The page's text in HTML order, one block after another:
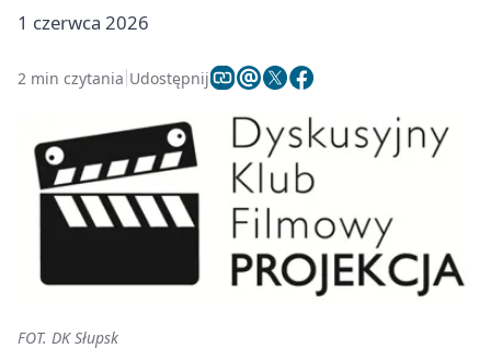
1 czerwca 2026
2 min czytania Udostępnij
FOT. DK Słupsk